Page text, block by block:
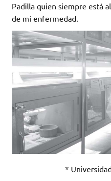
Padilla quien siempre está
de mi enfermedad.
*